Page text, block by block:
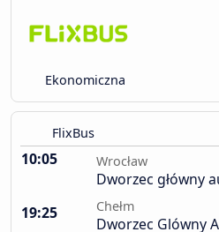
Ekonomiczna
FlixBus
10:05 Wrocław
Dworzec główny
19:25
Chełm
Dworzec Glówny